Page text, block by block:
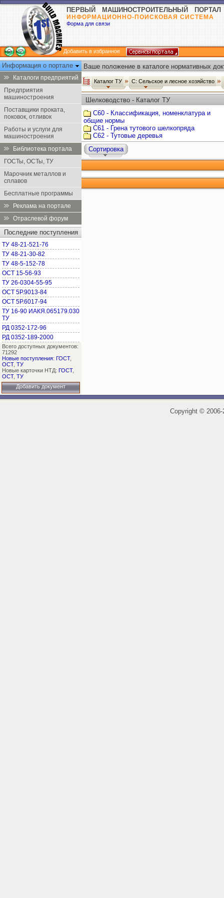
ПЕРВЫЙ МАШИНОСТРОИТЕЛЬНЫЙ ПОРТАЛ
ИНФОРМАЦИОННО-ПОИСКОВАЯ СИСТЕМА
Форма для связи
Добавить в избранное
Информация о портале
Каталоги предприятий
Предприятия
машиностроения
Поставщики проката,
поковок, отливок
Работы и услуги для
машиностроения
Библиотека портала
ГОСТы, ОСТы, ТУ
Марочник металлов и
сплавов
Бесплатные программы
Реклама на портале
Отраслевой форум
Последние поступления
ТУ 48-21-521-76
ТУ 48-21-30-82
ТУ 48-5-152-78
ОСТ 15-56-93
ТУ 26-0304-55-95
ОСТ 5Р.9013-84
ОСТ 5Р.6017-94
ТУ 16-90 ИАКЯ.065179.030
ТУ
РД 0352-172-96
РД 0352-189-2000
Всего доступных документов:
71292
Новые поступления: ГОСТ,
ОСТ, ТУ
Новые карточки НТД: ГОСТ,
ОСТ, ТУ
Добавить документ
Ваше положение в каталоге нормативных
Каталог ТУ С: Сельское и лесное хозяйство
Шелководство - Каталог ТУ
С60 - Классификация, номенклатура и
общие нормы
С61 - Грена тутового шелкопряда
С62 - Тутовые деревья
Сортировка
Copyright ©